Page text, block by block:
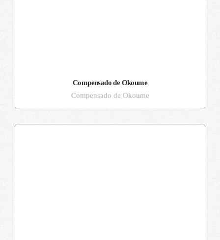
Compensado de Okoume
Compensado de Okoume